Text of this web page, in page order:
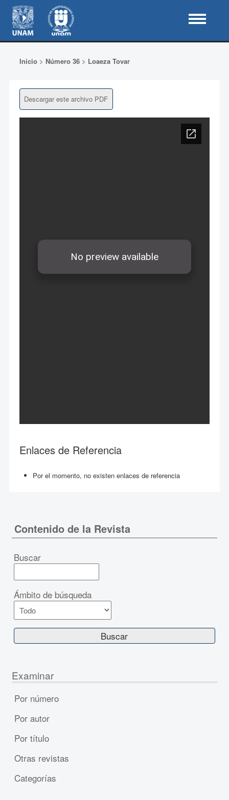
Inicio> Número 36> Loaeza Tovar
Descargar este archivo PDF
Enlaces de Referencia
Por el momento, no existen enlaces de referencia
Contenido de la Revista
Buscar
Ámbito de búsqueda
Examinar
Por número
Por autor
Por título
Otras revistas
Categorías